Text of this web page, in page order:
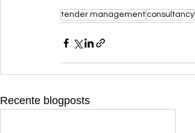
tender management consultancy
Recente blogposts